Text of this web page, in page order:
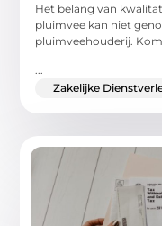
Het belang van
pluimvee kan niet
pluimveehouderij.
...
Zakelijke